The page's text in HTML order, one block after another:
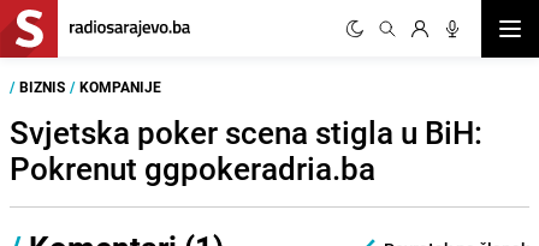
/ BIZNIS / KOMPANIJE
Svjetska poker scena stigla u BiH:
Pokrenut ggpokeradria.ba